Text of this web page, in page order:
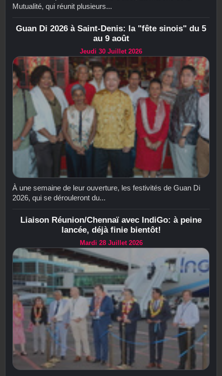
Mutualité, qui réunit plusieurs...
Guan Di 2026 à Saint-Denis: la "fête sinois" du 5
au 9 août
Jeudi 30 Juillet 2026
À une semaine de leur ouverture, les festivités de Guan Di
2026, qui se dérouleront du...
Liaison Réunion/Chennaï avec IndiGo: à peine
lancée, déjà finie bientôt!
Mardi 28 Juillet 2026